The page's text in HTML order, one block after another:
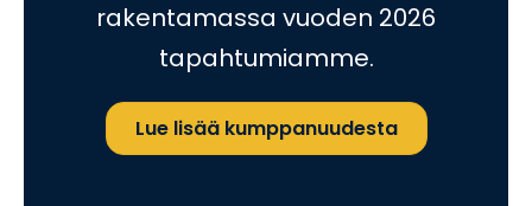
rakentamassa vuoden 2026
tapahtumiamme.
Lue lisää kumppanuudesta